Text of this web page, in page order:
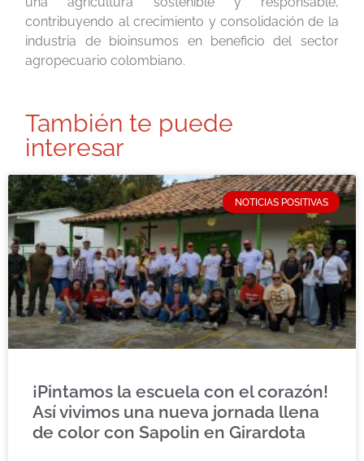
contribuyendo al crecimiento y consolidación de la
industria de bioinsumos en beneficio del sector
agropecuario colombiano.
También te puede
interesar
NOTICIAS POSITIVAS
¡Pintamos la escuela con el corazón!
Así vivimos una nueva jornada llena
de color con Sapolin en Girardota